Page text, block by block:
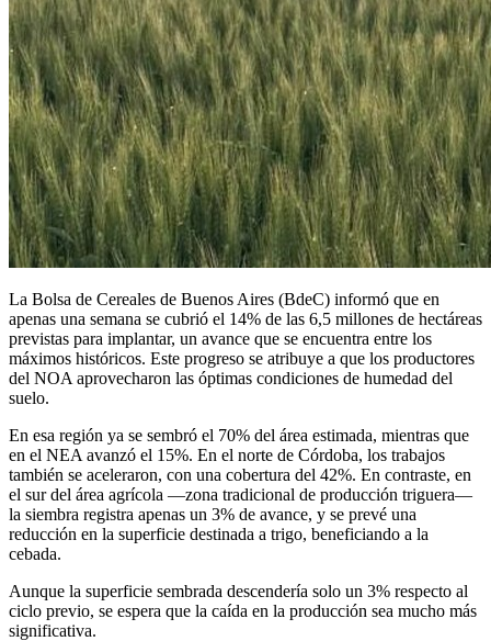
La Bolsa de Cereales de Buenos Aires (BdeC) informó que en
apenas una semana se cubrió el 14% de las 6,5 millones de hectáreas
previstas para implantar, un avance que se encuentra entre los
máximos históricos. Este progreso se atribuye a que los productores
del NOA aprovecharon las óptimas condiciones de humedad del
suelo.
En esa región ya se sembró el 70% del área estimada, mientras que
en el NEA avanzó el 15%. En el norte de Córdoba, los trabajos
también se aceleraron, con una cobertura del 42%. En contraste, en
el sur del área agrícola —zona tradicional de producción triguera—
la siembra registra apenas un 3% de avance, y se prevé una
reducción en la superficie destinada a trigo, beneficiando a la
cebada.
Aunque la superficie sembrada descendería solo un 3% respecto al
ciclo previo, se espera que la caída en la producción sea mucho más
significativa.